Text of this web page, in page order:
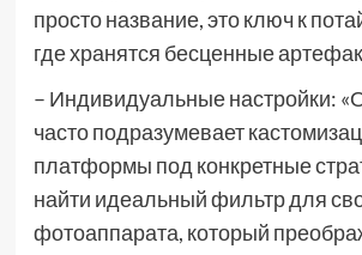
просто название, это ключ к
где хранятся бесценные
– Индивидуальные настройки:
часто подразумевает
платформы под конкретные
найти идеальный фильтр для
фотоаппарата, который